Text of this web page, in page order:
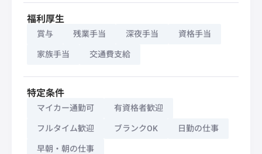
福利厚生
賞与 残業手当 深夜手当 資格手当
家族手当 交通費支給
特定条件
マイカー通勤可 有資格者歓迎
フルタイム歓迎 ブランクOK 日勤の仕事
早朝・朝の仕事